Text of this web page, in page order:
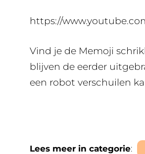
https://
Vind je de Memoji
blijven de eerder
een robot verschuilen
Lees meer in categorie: